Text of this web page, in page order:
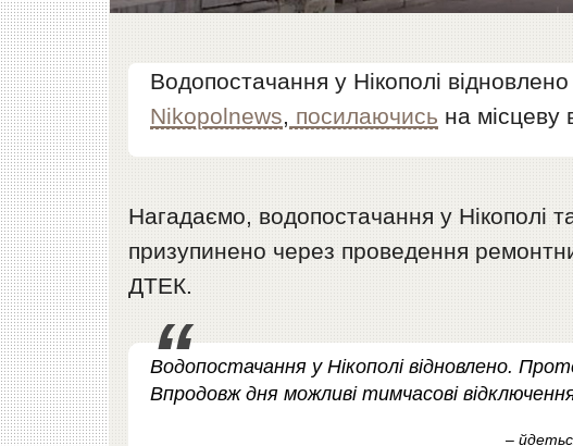
Водопостачання у Нікополі
Nikopolnews, посилаючись на місцеву
Нагадаємо, водопостачання у Нікополі
призупинено через проведення
ДТЕК.
Водопостачання у Нікополі відновлено.
Впродовж дня можливі тимчасові
–